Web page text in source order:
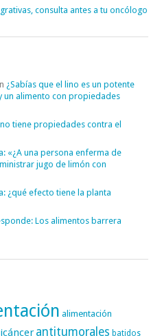
consulta antes a tu oncólogo
¿Sabías que el lino es un potente
un alimento con propiedades
tiene propiedades contra el
«¿A una persona enferma de
jugo de limón con
¿qué efecto tiene la planta
Los alimentos barrera
alimentación
antitumorales batidos